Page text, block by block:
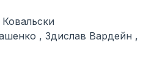
, Здислав Вардейн ,